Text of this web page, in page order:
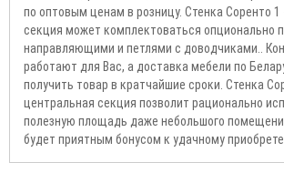
по оптовым ценам в розницу. Стенка Соренто 1
секция может комплектоваться опционально
направляющими и петлями с доводчиками..
работают для Вас, а доставка мебели по
получить товар в кратчайшие сроки. Стенка
центральная секция позволит рационально
полезную площадь даже небольшого
будет приятным бонусом к удачному